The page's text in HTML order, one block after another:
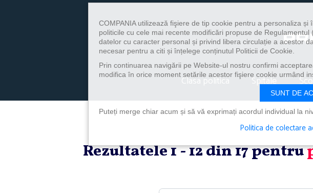
Clasa politica Spitale
Rezultatele 1 - 12 din 17 pentru
COMPANIA utilizează fişiere de tip cookie pentru a personaliza
politicile cu cele mai recente modificări propuse de
datelor cu caracter personal și privind libera circulație a acestor
necesar pentru a citi și înțelege conținutul Politicii de Cookie.
Prin continuarea navigării pe Website-ul nostru confirmi
modifica în orice moment setările acestor fişiere cookie urmând
SUNT DE
Puteți merge chiar acum și să vă exprimați acordul individual la
Politica de colectare